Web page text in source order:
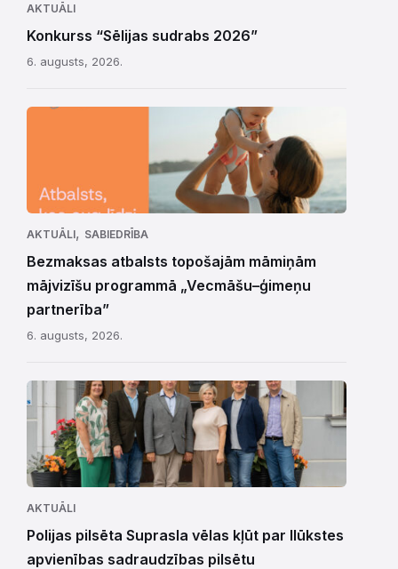
AKTUĀLI
Konkurss “Sēlijas sudrabs 2026”
6. augusts, 2026.
AKTUĀLI, SABIEDRĪBA
Bezmaksas atbalsts topošajām māmiņām
mājvizīšu programmā „Vecmāšu–ģimeņu
partnerība”
6. augusts, 2026.
AKTUĀLI
Polijas pilsēta Suprasla vēlas kļūt par Ilūkstes
apvienības sadraudzības pilsētu